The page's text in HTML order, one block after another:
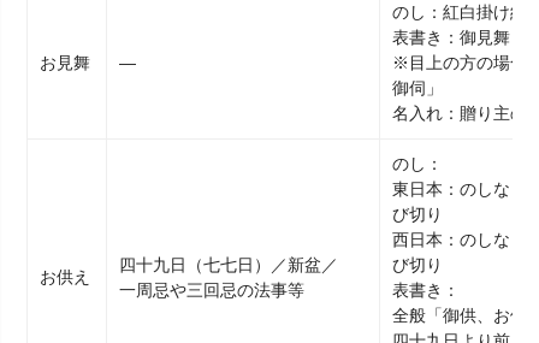
お見舞 ―
のし：紅白掛け紙
表書き：御見舞
※目上の方の場合
御伺」
名入れ：贈り主の
お供え
四十九日（七七日）／新盆／
一周忌や三回忌の法事等
のし：
東日本：のしなし
び切り
西日本：のしなし
び切り
表書き：
全般「御供、お供